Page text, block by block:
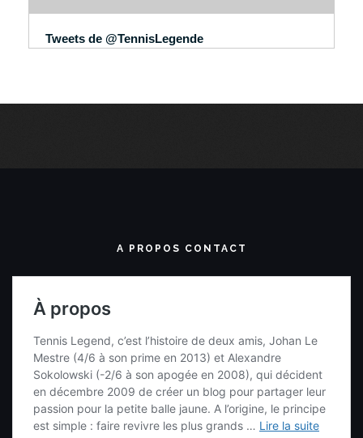
Tweets de @TennisLegende
A PROPOS CONTACT